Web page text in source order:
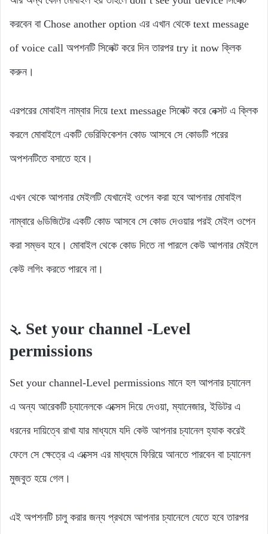
করবেন বা Chose another option এর এখান থেকে text message
of voice call অপশনটি সিলেক্ট করে দিন তারপর try it now ক্লিক
করুন।
এরপরের মোবাইল নাম্বার দিয়ে text message সিলেক্ট করে নেক্সট এ ক্লিক
করলে মোবাইলে একটি ভেরিফিকেশন কোড আসবে সে কোডটি পরের
অপশনটিতে বসাতে হবে।
এখন থেকে আপনার মেইলটি যেখানেই ওপেন করা হবে আপনার মোবাইল
নাম্বারে ৬ডিজিটের একটি কোড আসবে সে কোড দেওয়ার পরই মেইল ওপেন
করা সম্ভব হবে। মোবাইল থেকে কোড দিতে না পারলে কেউ আপনার মেইলে
কেউ লগিং করতে পারবে না।
২. Set your channel -Level
permissions
Set your channel-Level permissions মানে হল আপনার চ্যানেল
এ অন্য আরেকটি চ্যানেলকে এক্সেস দিয়ে দেওয়া, ম্যানেজার, ইডিটর এ
ধরনের দায়িত্বে রাখা যার মাধ্যমে যদি কেউ আপনার চ্যানেল হ্যাক করেই
ফেলে সে ক্ষেত্রে এ এক্সেস এর মাধ্যমে ফিরিয়ে আনতে পারবেন বা চ্যানেল
মুজবুত হয়ে গেল।
এই অপশনটি চালু করার জন্য প্রথমে আপনার চ্যানেলে যেতে হবে তারপর